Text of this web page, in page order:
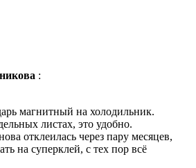
:
магнитный на холодильник.
листах, это удобно.
отклеилась через пару месяцев,
на суперклей, с тех пор всё